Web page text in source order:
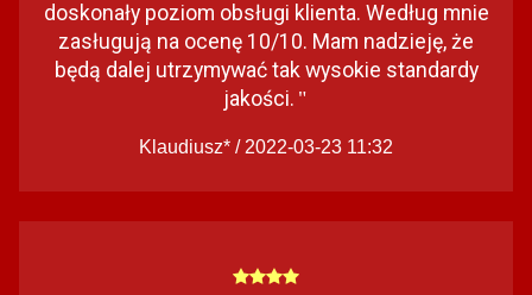
doskonały poziom obsługi klienta. Według mnie
zasługują na ocenę 10/10. Mam nadzieję, że
będą dalej utrzymywać tak wysokie standardy
jakości. "
Klaudiusz* / 2022-03-23 11:32